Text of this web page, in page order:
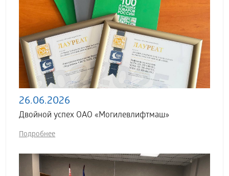
26.06.2026
Двойной успех ОАО «Могилевлифтмаш»
Подробнее